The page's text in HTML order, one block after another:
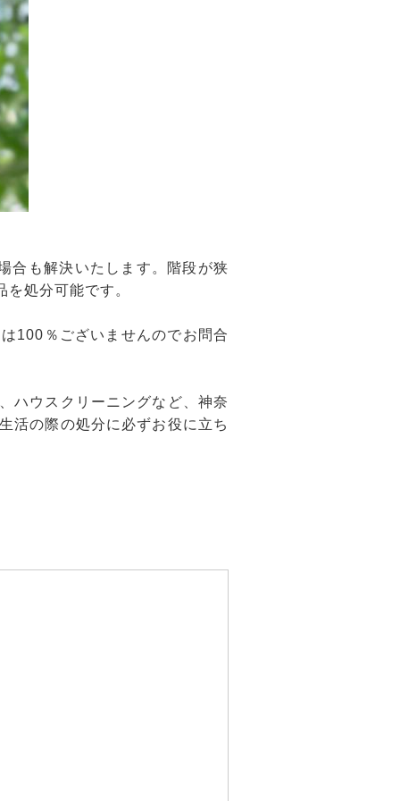
合も解決いたします。階段が狭
処分可能です。
100％ございませんのでお問合
ハウスクリーニングなど、神奈
活の際の処分に必ずお役に立ち